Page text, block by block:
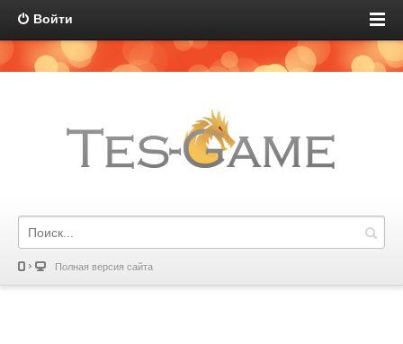
Войти
Полная версия сайта